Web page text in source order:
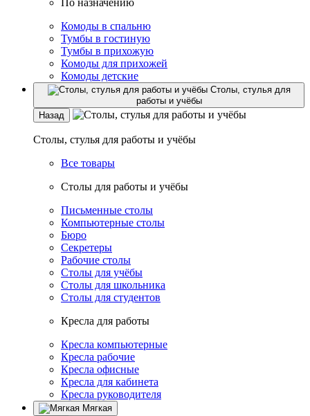
По назначению
Комоды в спальню
Тумбы в гостиную
Тумбы в прихожую
Комоды для прихожей
Комоды детские
Столы, стулья для
работы и учёбы
Назад
Столы, стулья для работы и учёбы
Все товары
Столы для работы и учёбы
Письменные столы
Компьютерные столы
Бюро
Секретеры
Рабочие столы
Столы для учёбы
Столы для школьника
Столы для студентов
Кресла для работы
Кресла компьютерные
Кресла рабочие
Кресла офисные
Кресла для кабинета
Кресла руководителя
Мягкая